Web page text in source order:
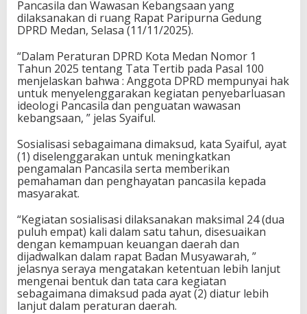
Pancasila dan Wawasan Kebangsaan yang
dilaksanakan di ruang Rapat Paripurna Gedung
DPRD Medan, Selasa (11/11/2025).
“Dalam Peraturan DPRD Kota Medan Nomor 1
Tahun 2025 tentang Tata Tertib pada Pasal 100
menjelaskan bahwa : Anggota DPRD mempunyai hak
untuk menyelenggarakan kegiatan penyebarluasan
ideologi Pancasila dan penguatan wawasan
kebangsaan, ” jelas Syaiful.
Sosialisasi sebagaimana dimaksud, kata Syaiful, ayat
(1) diselenggarakan untuk meningkatkan
pengamalan Pancasila serta memberikan
pemahaman dan penghayatan pancasila kepada
masyarakat.
“Kegiatan sosialisasi dilaksanakan maksimal 24 (dua
puluh empat) kali dalam satu tahun, disesuaikan
dengan kemampuan keuangan daerah dan
dijadwalkan dalam rapat Badan Musyawarah, ”
jelasnya seraya mengatakan ketentuan lebih lanjut
mengenai bentuk dan tata cara kegiatan
sebagaimana dimaksud pada ayat (2) diatur lebih
lanjut dalam peraturan daerah.